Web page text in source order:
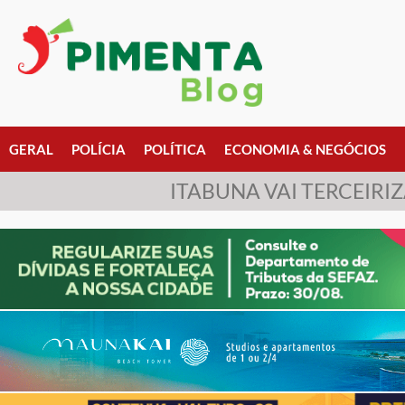
GERAL POLÍCIA POLÍTICA ECONOMIA & NEGÓCIOS
ITABUNA VAI